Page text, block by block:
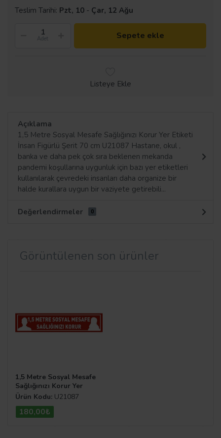
Teslim Tarihi: Pzt, 10 - Çar, 12 Ağu
Adet Sepete ekle
Listeye Ekle
Açıklama
1,5 Metre Sosyal Mesafe Sağlığınızı Korur Yer Etiketi
İnsan Figürlü Şerit 70 cm U21087 Hastane, okul ,
banka ve daha pek çok sıra beklenen mekanda
pandemi koşullarına uygunluk için bazı yer etiketleri
kullanılarak çevredeki insanları daha organize bir
halde kurallara uygun bir vaziyete getirebili...
Değerlendirmeler 0
Görüntülenen son ürünler
1,5 Metre Sosyal Mesafe
Sağlığınızı Korur Yer
Etiketi İnsan Figürlü Şerit
70 cm U21087
Ürün Kodu: U21087
180,00₺